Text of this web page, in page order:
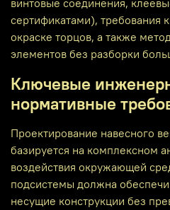
винтовые соединения,
сертификатами), требования
окраске торцов, а также
элементов без разборки
Ключевые
нормативные
Проектирование навесного
базируется на комплексном
воздействия окружающей
подсистемы должна
несущие конструкции без